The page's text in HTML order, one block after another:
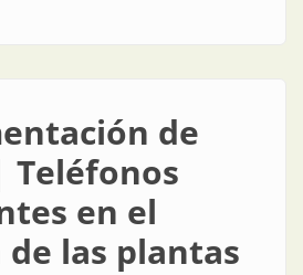
de
Teléfonos
en el
de las plantas